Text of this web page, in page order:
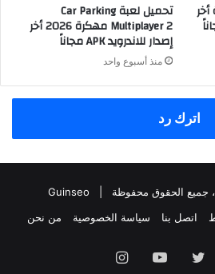
تحميل لعبة Car Parking
Multiplayer 2 مهكرة 2026 أخر
إصدار للاندرويد APK مجاناً
منذ أسبوع واحد
اترك رد
Guinseo
اتصل بنا سياسة الخصوصية من نحن
تويتر يوتيوبانستقرام